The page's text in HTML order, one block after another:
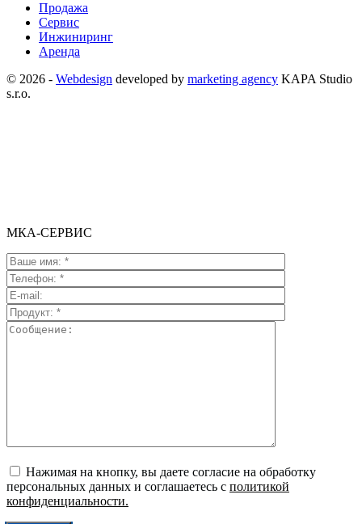
Продажа
Сервис
Инжиниринг
Аренда
© 2026 - Webdesign developed by marketing agency KAPA Studio
s.r.o.
МКА-СЕРВИС
Нажимая на кнопку, вы даете согласие на обработку
персональных данных и соглашаетесь c политикой
конфиденциальности.